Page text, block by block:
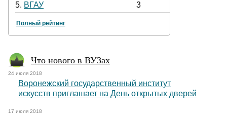
5. ВГАУ 3
Полный рейтинг
Что нового в ВУЗах
24 июля 2018
Воронежский государственный институт
искусств приглашает на День открытых дверей
17 июля 2018